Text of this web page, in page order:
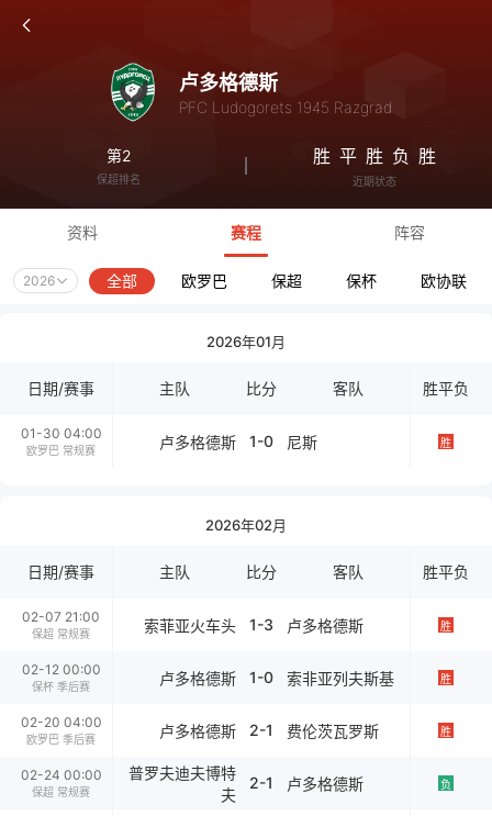
卢多格德斯
PFC Ludogorets 1945 Razgrad
第2
保超排名
胜 平 胜 负 胜
近期状态
资料 赛程 阵容
2026 全部 欧罗巴 保超 保杯 欧协联
2026年01月
日期/赛事 主队 比分 客队 胜平负
01-30 04:00
欧罗巴 常规赛 卢多格德斯 1-0 尼斯 胜
2026年02月
日期/赛事 主队 比分 客队 胜平负
02-07 21:00
保超 常规赛 索菲亚火车头 1-3 卢多格德斯 胜
02-12 00:00
保杯 季后赛 卢多格德斯 1-0 索非亚列夫斯基 胜
02-20 04:00
欧罗巴 季后赛 卢多格德斯 2-1 费伦茨瓦罗斯 胜
02-24 00:00
保超 常规赛
普罗夫迪夫博特
夫
2-1 卢多格德斯 负